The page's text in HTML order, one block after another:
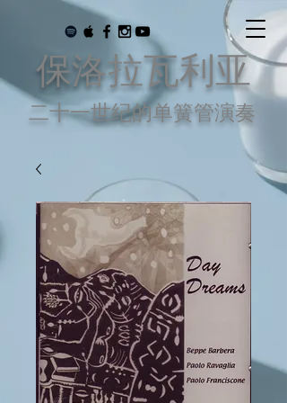
保洛拉瓦利亚
二十一世纪的单簧管演奏